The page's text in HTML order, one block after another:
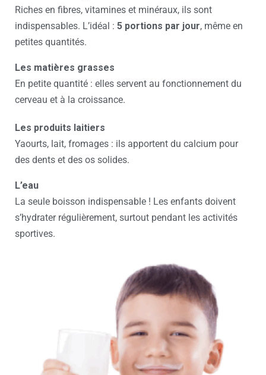
Riches en fibres, vitamines et minéraux, ils sont
indispensables. L’idéal : 5 portions par jour, même en
petites quantités.
Les matières grasses
En petite quantité : elles servent au fonctionnement du
cerveau et à la croissance.
Les produits laitiers
Yaourts, lait, fromages : ils apportent du calcium pour
des dents et des os solides.
L’eau
La seule boisson indispensable ! Les enfants doivent
s’hydrater régulièrement, surtout pendant les activités
sportives.